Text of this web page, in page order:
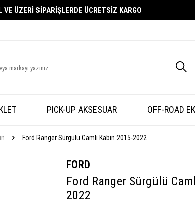
VE ÜZERİ SİPARİŞLERDE ÜCRETSİZ KARGO
PICK-UP AKSESUAR OFF-ROAD
Ford Ranger Sürgülü Camlı Kabin 2015-2022
FORD
Ford Ranger Sürgülü
2022